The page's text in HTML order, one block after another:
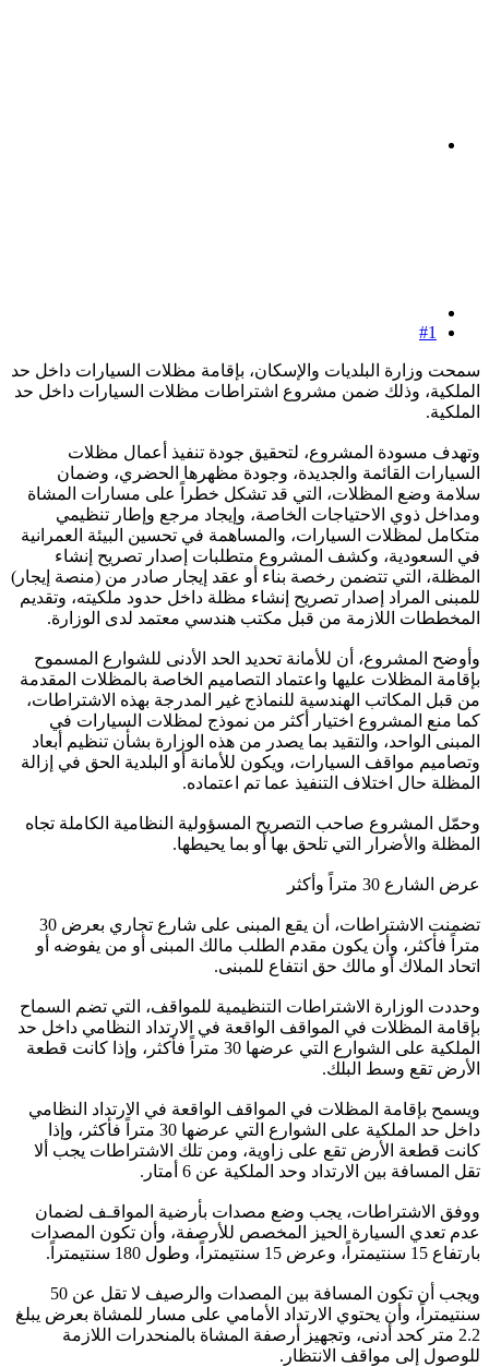
#1
سمحت وزارة البلديات والإسكان، بإقامة مظلات السيارات داخل حد
الملكية، وذلك ضمن مشروع اشتراطات مظلات السيارات داخل حد
الملكية.
وتهدف مسودة المشروع، لتحقيق جودة تنفيذ أعمال مظلات
السيارات القائمة والجديدة، وجودة مظهرها الحضري، وضمان
سلامة وضع المظلات، التي قد تشكل خطراً على مسارات المشاة
ومداخل ذوي الاحتياجات الخاصة، وإيجاد مرجع وإطار تنظيمي
متكامل لمظلات السيارات، والمساهمة في تحسين البيئة العمرانية
في السعودية، وكشف المشروع متطلبات إصدار تصريح إنشاء
المظلة، التي تتضمن رخصة بناء أو عقد إيجار صادر من (منصة إيجار)
للمبنى المراد إصدار تصريح إنشاء مظلة داخل حدود ملكيته، وتقديم
المخططات اللازمة من قبل مكتب هندسي معتمد لدى الوزارة.
وأوضح المشروع، أن للأمانة تحديد الحد الأدنى للشوارع المسموح
بإقامة المظلات عليها واعتماد التصاميم الخاصة بالمظلات المقدمة
من قبل المكاتب الهندسية للنماذج غير المدرجة بهذه الاشتراطات،
كما منع المشروع اختيار أكثر من نموذج لمظلات السيارات في
المبنى الواحد، والتقيد بما يصدر من هذه الوزارة بشأن تنظيم أبعاد
وتصاميم مواقف السيارات، ويكون للأمانة أو البلدية الحق في إزالة
المظلة حال اختلاف التنفيذ عما تم اعتماده.
وحمّل المشروع صاحب التصريح المسؤولية النظامية الكاملة تجاه
المظلة والأضرار التي تلحق بها أو بما يحيطها.
عرض الشارع 30 متراً وأكثر
تضمنت الاشتراطات، أن يقع المبنى على شارع تجاري بعرض 30
متراً فأكثر، وأن يكون مقدم الطلب مالك المبنى أو من يفوضه أو
اتحاد الملاك أو مالك حق انتفاع للمبنى.
وحددت الوزارة الاشتراطات التنظيمية للمواقف، التي تضم السماح
بإقامة المظلات في المواقف الواقعة في الارتداد النظامي داخل حد
الملكية على الشوارع التي عرضها 30 متراً فأكثر، وإذا كانت قطعة
الأرض تقع وسط البلك.
ويسمح بإقامة المظلات في المواقف الواقعة في الارتداد النظامي
داخل حد الملكية على الشوارع التي عرضها 30 متراً فأكثر، وإذا
كانت قطعة الأرض تقع على زاوية، ومن تلك الاشتراطات يجب ألا
تقل المسافة بين الارتداد وحد الملكية عن 6 أمتار.
ووفق الاشتراطات، يجب وضع مصدات بأرضية المواقـف لضمان
عدم تعدي السيارة الحيز المخصص للأرصفة، وأن تكون المصدات
بارتفاع 15 سنتيمتراً، وعرض 15 سنتيمتراً، وطول 180 سنتيمتراً.
ويجب أن تكون المسافة بين المصدات والرصيف لا تقل عن 50
سنتيمتراً، وأن يحتوي الارتداد الأمامي على مسار للمشاة بعرض يبلغ
2.2 متر كحد أدنى، وتجهيز أرصفة المشاة بالمنحدرات اللازمة
للوصول إلى مواقف الانتظار.